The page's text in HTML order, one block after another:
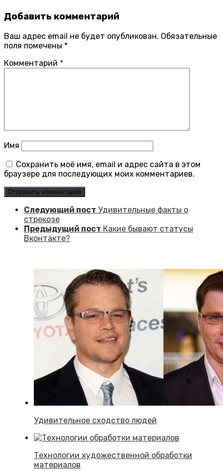
Добавить комментарий
Ваш адрес email не будет опубликован. Обязательные
поля помечены *
Комментарий *
Имя
Сохранить моё имя, email и адрес сайта в этом
браузере для последующих моих комментариев.
Следующий пост Удивительные факты о
стрекозе
Предыдущий пост Какие бывают статусы
Вконтакте?
Удивительное сходство людей
Технологии художественной обработки
материалов